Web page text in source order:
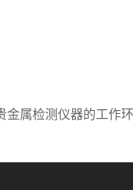
金属检测仪器的工作